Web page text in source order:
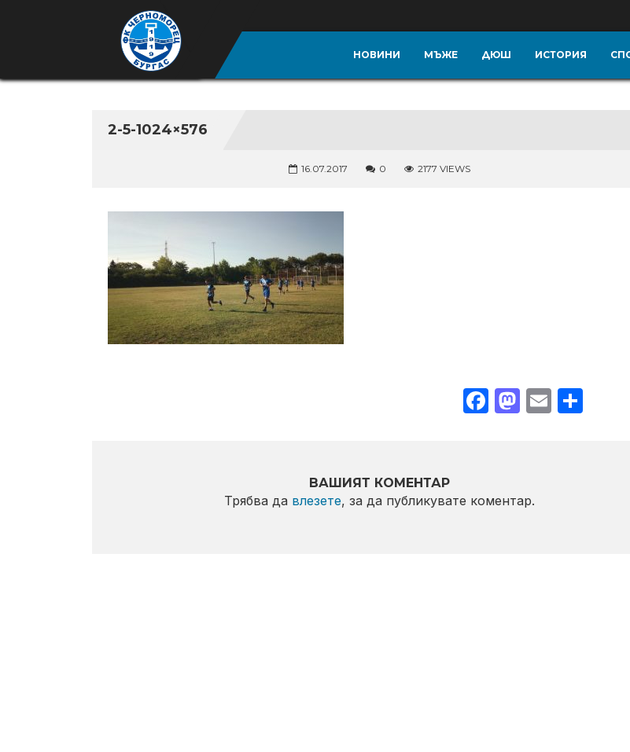
НОВИНИ МЪЖЕ ДЮШ ИСТОРИЯ
2-5-1024×576
16.07.2017 0 2177 VIEWS
Facebook
Mastodon
Email
ВАШИЯТ КОМЕНТАР
Трябва да влезете, за да публикувате коментар.